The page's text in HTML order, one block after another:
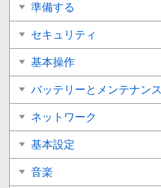
準備する
セキュリティ
基本操作
バッテリーとメンテナンス
ネットワーク
基本設定
音楽